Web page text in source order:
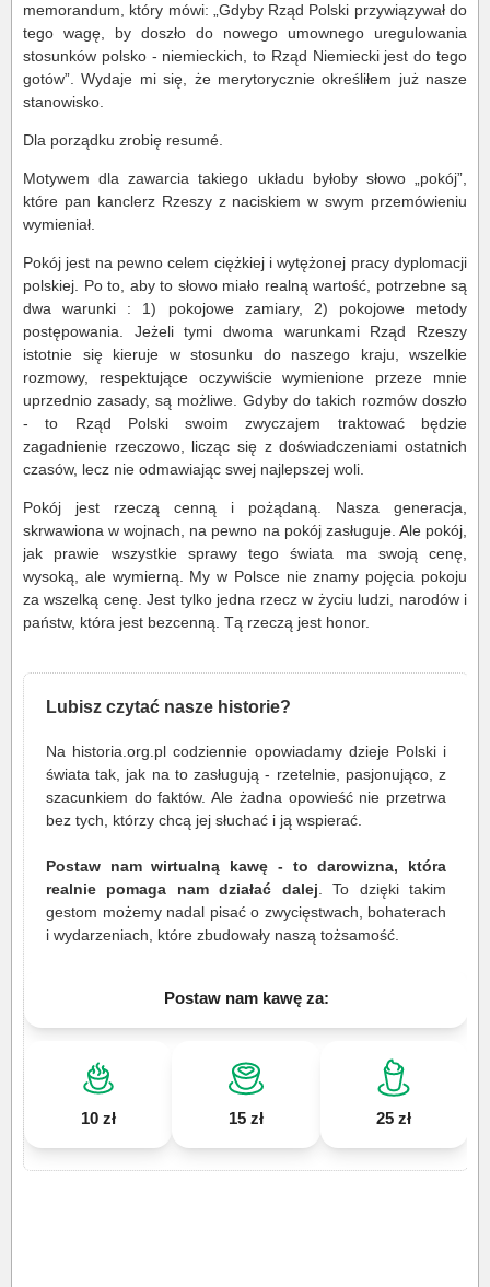
memorandum, który mówi: „Gdyby Rząd Polski przywiązywał do
tego wagę, by doszło do nowego umownego uregulowania
stosunków polsko - niemieckich, to Rząd Niemiecki jest do tego
gotów”. Wydaje mi się, że merytorycznie określiłem już nasze
stanowisko.
Dla porządku zrobię resumé.
Motywem dla zawarcia takiego układu byłoby słowo „pokój”,
które pan kanclerz Rzeszy z naciskiem w swym przemówieniu
wymieniał.
Pokój jest na pewno celem ciężkiej i wytężonej pracy dyplomacji
polskiej. Po to, aby to słowo miało realną wartość, potrzebne są
dwa warunki : 1) pokojowe zamiary, 2) pokojowe metody
postępowania. Jeżeli tymi dwoma warunkami Rząd Rzeszy
istotnie się kieruje w stosunku do naszego kraju, wszelkie
rozmowy, respektujące oczywiście wymienione przeze mnie
uprzednio zasady, są możliwe. Gdyby do takich rozmów doszło
- to Rząd Polski swoim zwyczajem traktować będzie
zagadnienie rzeczowo, licząc się z doświadczeniami ostatnich
czasów, lecz nie odmawiając swej najlepszej woli.
Pokój jest rzeczą cenną i pożądaną. Nasza generacja,
skrwawiona w wojnach, na pewno na pokój zasługuje. Ale pokój,
jak prawie wszystkie sprawy tego świata ma swoją cenę,
wysoką, ale wymierną. My w Polsce nie znamy pojęcia pokoju
za wszelką cenę. Jest tylko jedna rzecz w życiu ludzi, narodów i
państw, która jest bezcenną. Tą rzeczą jest honor.
Lubisz czytać nasze historie?
Na historia.org.pl codziennie opowiadamy dzieje Polski i
świata tak, jak na to zasługują - rzetelnie, pasjonująco, z
szacunkiem do faktów. Ale żadna opowieść nie przetrwa
bez tych, którzy chcą jej słuchać i ją wspierać.
Postaw nam wirtualną kawę - to darowizna, która
realnie pomaga nam działać dalej . To dzięki takim
gestom możemy nadal pisać o zwycięstwach, bohaterach
i wydarzeniach, które zbudowały naszą tożsamość.
Postaw nam kawę za:
10 zł 15 zł 25 zł